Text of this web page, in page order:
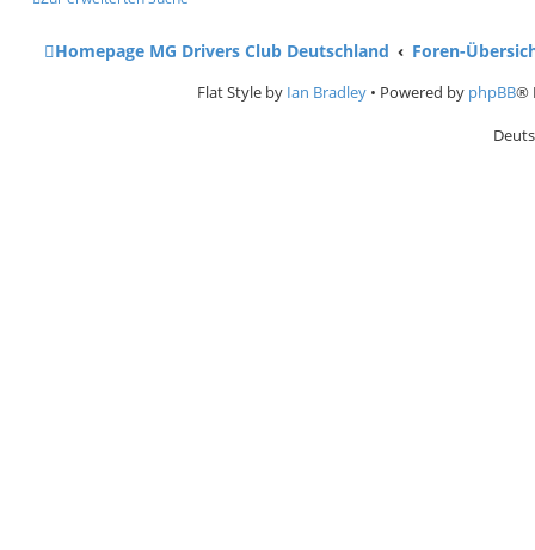
Homepage MG Drivers Club Deutschland Foren-
Flat Style by Ian Bradley • Powered by phpBB®